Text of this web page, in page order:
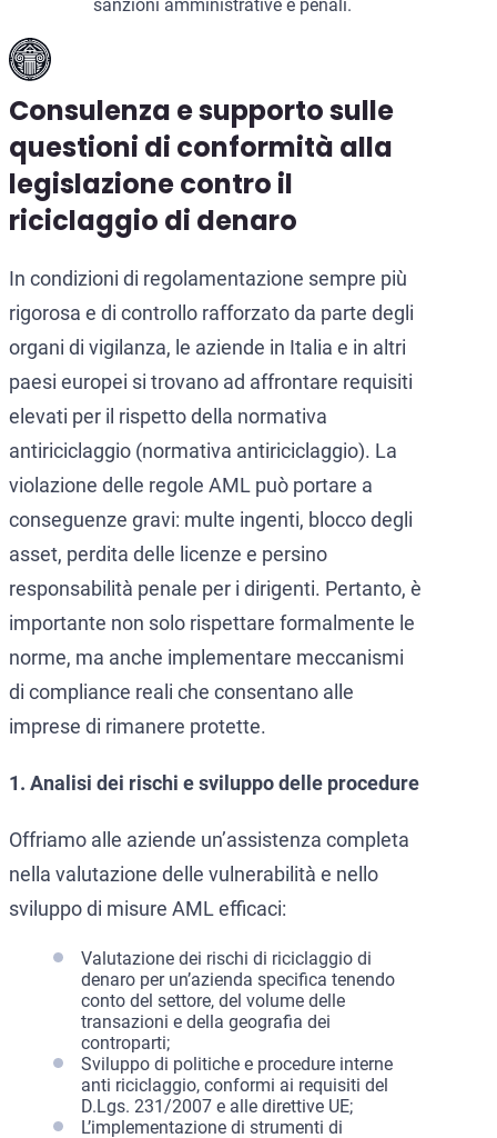
sanzioni amministrative e penali.
Consulenza e supporto sulle
questioni di conformità alla
legislazione contro il
riciclaggio di denaro
In condizioni di regolamentazione sempre più
rigorosa e di controllo rafforzato da parte degli
organi di vigilanza, le aziende in Italia e in altri
paesi europei si trovano ad affrontare requisiti
elevati per il rispetto della normativa
antiriciclaggio (normativa antiriciclaggio). La
violazione delle regole AML può portare a
conseguenze gravi: multe ingenti, blocco degli
asset, perdita delle licenze e persino
responsabilità penale per i dirigenti. Pertanto, è
importante non solo rispettare formalmente le
norme, ma anche implementare meccanismi
di compliance reali che consentano alle
imprese di rimanere protette.
1. Analisi dei rischi e sviluppo delle procedure
Offriamo alle aziende un’assistenza completa
nella valutazione delle vulnerabilità e nello
sviluppo di misure AML efficaci:
Valutazione dei rischi di riciclaggio di
denaro per un’azienda specifica tenendo
conto del settore, del volume delle
transazioni e della geografia dei
controparti;
Sviluppo di politiche e procedure interne
anti riciclaggio, conformi ai requisiti del
D.Lgs. 231/2007 e alle direttive UE;
L’implementazione di strumenti di